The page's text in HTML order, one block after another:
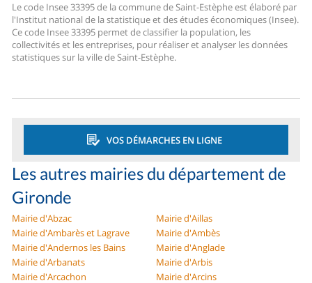
Le code Insee 33395 de la commune de Saint-Estèphe est élaboré par
l'Institut national de la statistique et des études économiques (Insee).
Ce code Insee 33395 permet de classifier la population, les
collectivités et les entreprises, pour réaliser et analyser les données
statistiques sur la ville de Saint-Estèphe.
VOS DÉMARCHES EN LIGNE
Les autres mairies du département de
Gironde
Mairie d'Abzac
Mairie d'Aillas
Mairie d'Ambarès et Lagrave
Mairie d'Ambès
Mairie d'Andernos les Bains
Mairie d'Anglade
Mairie d'Arbanats
Mairie d'Arbis
Mairie d'Arcachon
Mairie d'Arcins